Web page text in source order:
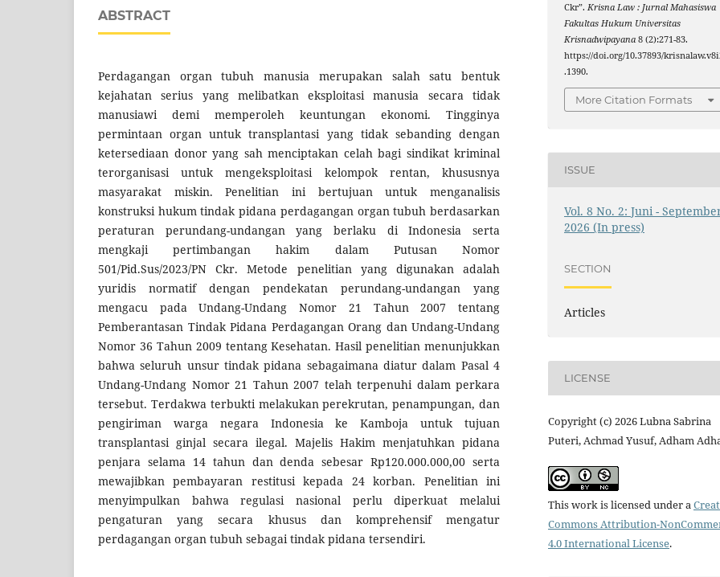
ABSTRACT
Perdagangan organ tubuh manusia merupakan salah satu bentuk
kejahatan serius yang melibatkan eksploitasi manusia secara tidak
manusiawi demi memperoleh keuntungan ekonomi. Tingginya
permintaan organ untuk transplantasi yang tidak sebanding dengan
ketersediaan donor yang sah menciptakan celah bagi sindikat kriminal
terorganisasi untuk mengeksploitasi kelompok rentan, khususnya
masyarakat miskin. Penelitian ini bertujuan untuk menganalisis
konstruksi hukum tindak pidana perdagangan organ tubuh berdasarkan
peraturan perundang-undangan yang berlaku di Indonesia serta
mengkaji pertimbangan hakim dalam Putusan Nomor
501/Pid.Sus/2023/PN Ckr. Metode penelitian yang digunakan adalah
yuridis normatif dengan pendekatan perundang-undangan yang
mengacu pada Undang-Undang Nomor 21 Tahun 2007 tentang
Pemberantasan Tindak Pidana Perdagangan Orang dan Undang-Undang
Nomor 36 Tahun 2009 tentang Kesehatan. Hasil penelitian menunjukkan
bahwa seluruh unsur tindak pidana sebagaimana diatur dalam Pasal 4
Undang-Undang Nomor 21 Tahun 2007 telah terpenuhi dalam perkara
tersebut. Terdakwa terbukti melakukan perekrutan, penampungan, dan
pengiriman warga negara Indonesia ke Kamboja untuk tujuan
transplantasi ginjal secara ilegal. Majelis Hakim menjatuhkan pidana
penjara selama 14 tahun dan denda sebesar Rp120.000.000,00 serta
mewajibkan pembayaran restitusi kepada 24 korban. Penelitian ini
menyimpulkan bahwa regulasi nasional perlu diperkuat melalui
pengaturan yang secara khusus dan komprehensif mengatur
perdagangan organ tubuh sebagai tindak pidana tersendiri.
Ckr”.Krisna Law : Jurnal Mahasiswa
Fakultas Hukum Universitas
Krisnadwipayana 8 (2):271-83.
https://doi.org/10.37893/
.1390.
More Citation Formats
ISSUE
Vol. 8 No. 2: Juni -
2026 (In press)
SECTION
Articles
LICENSE
Copyright (c) 2026 Lubna Sabrina
Puteri, Achmad Yusuf, Adham
This work is licensed under a
Commons Attribution-
4.0 International License.